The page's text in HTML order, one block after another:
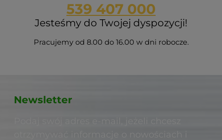
539 407 000
Jesteśmy do Twojej dyspozycji!
Pracujemy od 8.00 do 16.00 w dni robocze.
Newsletter